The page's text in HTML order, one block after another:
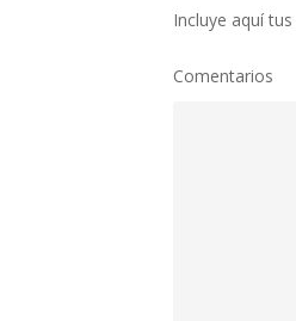
Incluye aquí
Comentarios